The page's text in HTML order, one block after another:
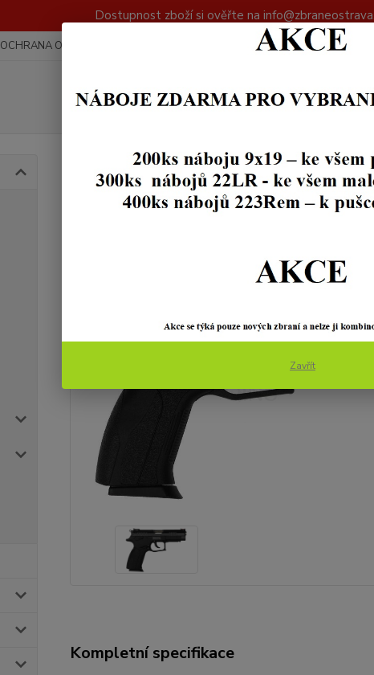
Dostupnost zboží si ověřte na
OCHRANA OSOBNÍCH ÚDAJŮ
Hledat
ZBRANĚ PISTOLE Grand Power K100
Grand Power K100
Kompletní specifikace
Zavřít